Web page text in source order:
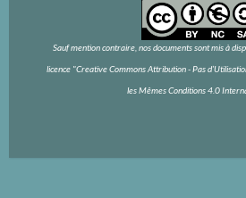
Sauf mention contraire, nos documents sont mis à
licence "Creative Commons Attribution - Pas
les Mêmes Conditions 4.0